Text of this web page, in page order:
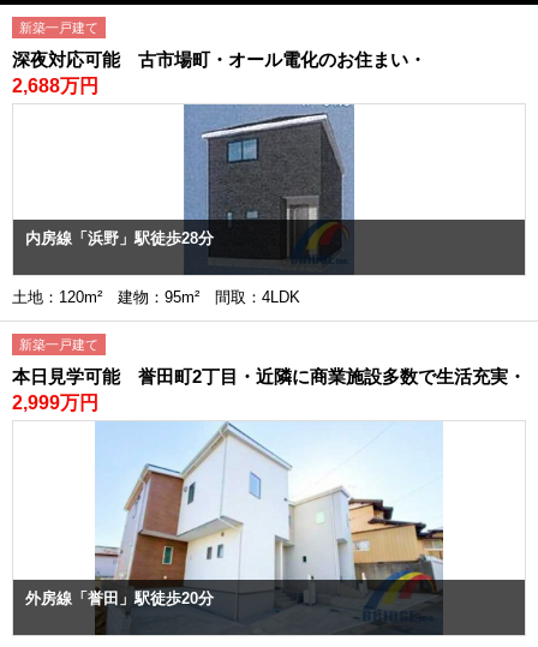
新築一戸建て
深夜対応可能 古市場町・オール電化のお住まい・
2,688万円
内房線「浜野」駅徒歩28分
土地：120m² 建物：95m² 間取：4LDK
新築一戸建て
本日見学可能 誉田町2丁目・近隣に商業施設多数で生活充実・
2,999万円
外房線「誉田」駅徒歩20分